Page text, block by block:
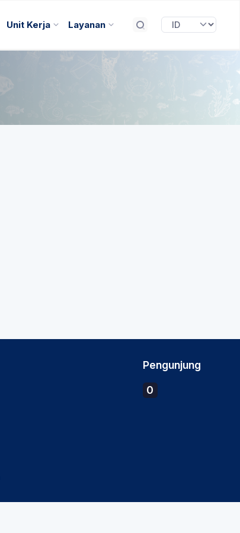
Unit Kerja Layanan
Pengunjung
0